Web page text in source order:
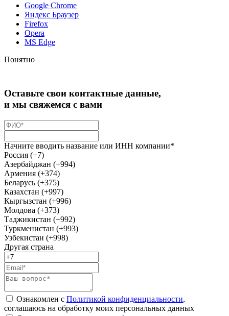
Google Chrome
Яндекс Браузер
Firefox
Opera
MS Edge
Понятно
Оставьте свои контактные данные,
и мы свяжемся с вами
Начните вводить название или ИНН компании*
Россия (+7)
Азербайджан (+994)
Армения (+374)
Беларусь (+375)
Казахстан (+997)
Кыргызстан (+996)
Молдова (+373)
Таджикистан (+992)
Туркменистан (+993)
Узбекистан (+998)
Другая страна
Ознакомлен с Политикой конфиденциальности,
соглашаюсь на обработку моих персональных данных